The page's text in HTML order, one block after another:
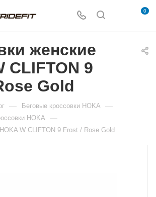
0
женские
CLIFTON 9
Gold
— Беговые кроссовки HOKA —
HOKA —
W CLIFTON 9 Frost / Rose Gold